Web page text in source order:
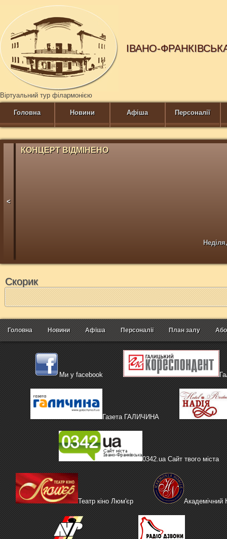
ІВАНО-
Віртуальний тур філармонією
Головна Новини Афіша Персоналії
<
КОНЦЕРТ ВІДМІНЕНО
Скорик
Головна Новини Афіша Персоналії План залу
Ми у facebook
Газета ГАЛИЧИНА
0342.ua Сайт твого міста
Театр кіно Люм'єр Академічний